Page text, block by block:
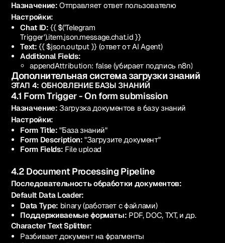
Назначение: Отправляет ответ пользователю
Настройки:
Chat ID: {{ $('Telegram
Trigger').item.json.message.chat.id }}
Text: {{ $json.output }} (ответ от AI Agent)
Additional Fields:
appendAttribution: false (убирает подпись n8n)
Дополнительная система загрузки знаний
ЭТАП 4: ОБНОВЛЕНИЕ БАЗЫ ЗНАНИЙ
4.1 Form Trigger - On form submission
Назначение: Загрузка документов в базу знаний
Настройки:
Form Title: "База знаний"
Form Description: "Загрузите документ"
Form Fields: File upload
4.2 Document Processing Pipeline
Последовательность обработки документов:
Default Data Loader:
Data Type: binary (работает с файлами)
Поддерживаемые форматы: PDF, DOC, TXT, и др.
Character Text Splitter:
Разбивает документ на фрагменты